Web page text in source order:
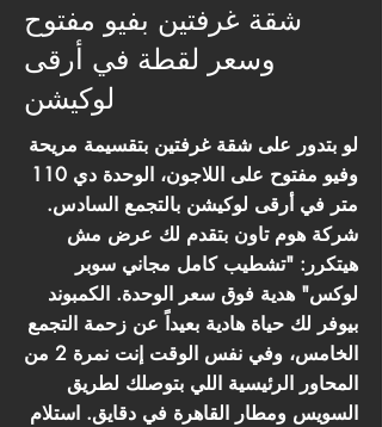
شقة غرفتين بفيو مفتوح
وسعر لقطة في أرقى
لوكيشن
لو بتدور على شقة غرفتين بتقسيمة مريحة
وفيو مفتوح على اللاجون، الوحدة دي 110
متر في أرقى لوكيشن بالتجمع السادس.
شركة هوم تاون بتقدم لك عرض مش
هيتكرر: "تشطيب كامل مجاني سوبر
لوكس" هدية فوق سعر الوحدة. الكمبوند
بيوفر لك حياة هادية بعيداً عن زحمة التجمع
الخامس، وفي نفس الوقت إنت نمرة 2 من
المحاور الرئيسية اللي بتوصلك لطريق
السويس ومطار القاهرة في دقايق. استلام